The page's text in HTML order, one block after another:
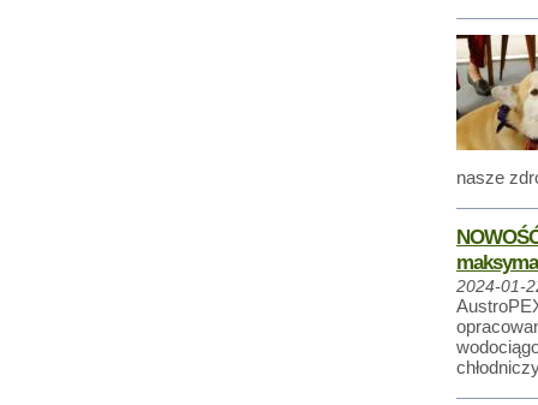
nasze
2024-01-